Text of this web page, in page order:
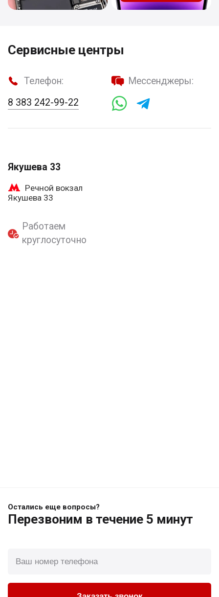
Сервисные центры
Телефон:
8 383 242-99-22
Мессенджеры:
Якушева 33
Речной вокзал
Якушева 33
Работаем
круглосуточно
Остались еще вопросы?
Перезвоним в течение 5 минут